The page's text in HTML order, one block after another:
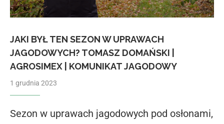
JAKI BYŁ TEN SEZON W UPRAWACH
JAGODOWYCH? TOMASZ DOMAŃSKI |
AGROSIMEX | KOMUNIKAT JAGODOWY
1 grudnia 2023
Sezon w uprawach jagodowych pod osłonami,